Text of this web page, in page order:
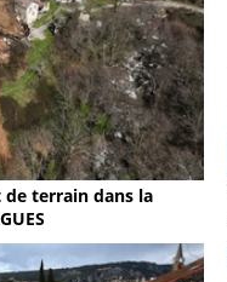
de terrain dans la